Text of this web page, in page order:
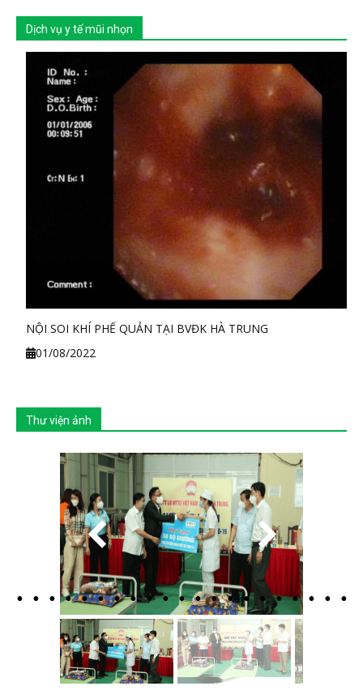
Dịch vụ y tế mũi nhọn
NỘI SOI KHÍ PHẾ QUẢN TẠI BVĐK HÀ TRUNG
01/08/2022
Thư viện ảnh